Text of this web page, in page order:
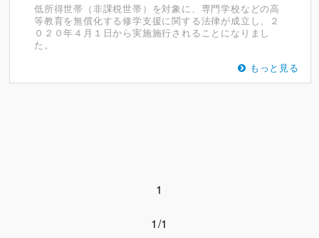
低所得世帯（非課税世帯）を対象に、専門学校などの高
等教育を無償化する修学支援に関する法律が成立し、２
０２０年４月１日から実施施行されることになりまし
た。
もっと見る
1
1/1